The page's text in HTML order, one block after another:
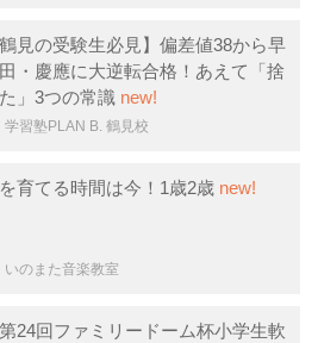
鶴見の受験生必見】偏差値38から早
・慶應に大逆転合格！あえて「捨
」3つの常識 new!
学習塾PLAN B. 鶴見校
育てる時間は今！1歳2歳 new!
いのまた音楽教室
第24回ファミリードーム杯小学生軟